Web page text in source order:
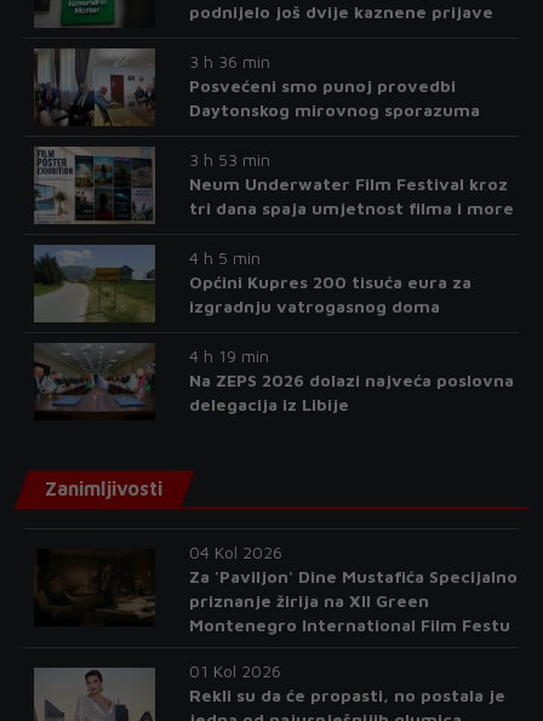
podnijelo još dvije kaznene prijave
3 h 36 min
Posvećeni smo punoj provedbi
Daytonskog mirovnog sporazuma
3 h 53 min
Neum Underwater Film Festival kroz
tri dana spaja umjetnost filma i more
4 h 5 min
Općini Kupres 200 tisuća eura za
izgradnju vatrogasnog doma
4 h 19 min
Na ZEPS 2026 dolazi najveća poslovna
delegacija iz Libije
Zanimljivosti
04 Kol 2026
Za 'Paviljon' Dine Mustafića Specijalno
priznanje žirija na XII Green
Montenegro International Film Festu
01 Kol 2026
Rekli su da će propasti, no postala je